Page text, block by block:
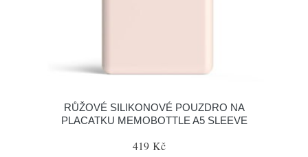
RŮŽOVÉ SILIKONOVÉ POUZDRO NA
PLACATKU MEMOBOTTLE A5 SLEEVE
419 Kč